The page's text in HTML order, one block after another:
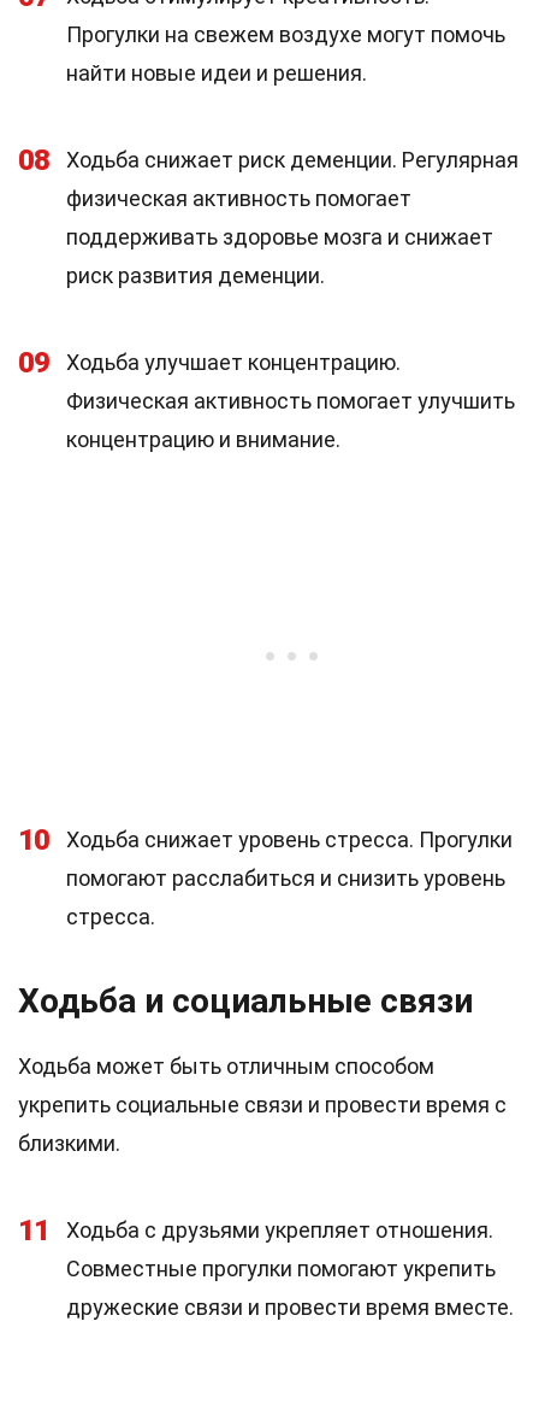
Прогулки на свежем воздухе могут помочь
найти новые идеи и решения.
08
Ходьба снижает риск деменции. Регулярная
физическая активность помогает
поддерживать здоровье мозга и снижает
риск развития деменции.
09
Ходьба улучшает концентрацию.
Физическая активность помогает улучшить
концентрацию и внимание.
10
Ходьба снижает уровень стресса. Прогулки
помогают расслабиться и снизить уровень
стресса.
Ходьба и социальные связи
Ходьба может быть отличным способом
укрепить социальные связи и провести время с
близкими.
11
Ходьба с друзьями укрепляет отношения.
Совместные прогулки помогают укрепить
дружеские связи и провести время вместе.